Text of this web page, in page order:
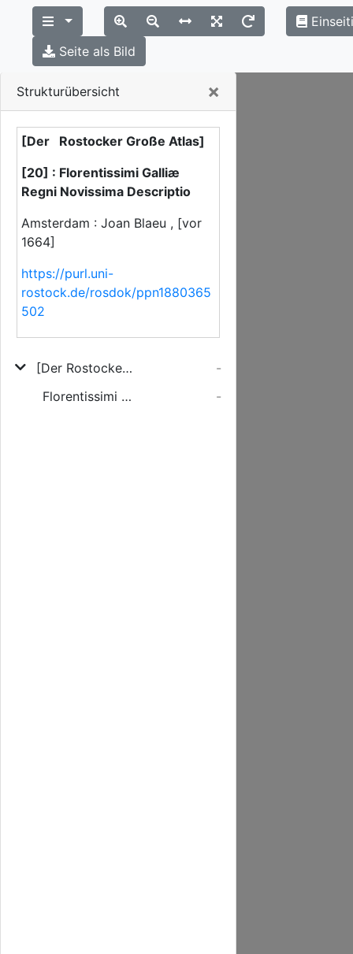
Strukturübersicht ×
[Der Rostocker Große Atlas]
[20] : Florentissimi Galliæ
Regni Novissima Descriptio
Amsterdam : Joan Blaeu , [vor
1664]
https://purl.uni-
rostock.de/rosdok/ppn1880365
502
[Der Rostocker Große Atlas]
-
Florentissimi Galliæ Regni Novissima Descriptio
-
Seite als Bild